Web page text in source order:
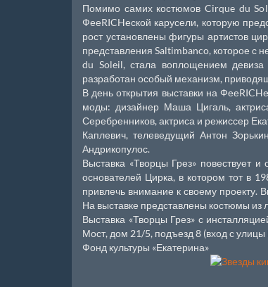
Помимо самих костюмов Cirque du
ФееRICHеской карусели, которую
рост установлены фигуры артистов
представления Saltimbanco, которое с
du Soleil, стала воплощением
разработан особый механизм,
В день открытия выставки на
моды: дизайнер Маша Цигаль,
Серебренников, актриса и режиссер
Каплевич, телеведущий Антон
Андрикопулос.
Выставка «Творцы Грез» повествует
основателей Цирка, в котором тот в
привлечь внимание к своему
На выставке представлены костюмы из
Выставка «Творцы Грез» с
Мост, дом 21/5, подъезд 8 (вход с
Фонд культуры «Екатерина»